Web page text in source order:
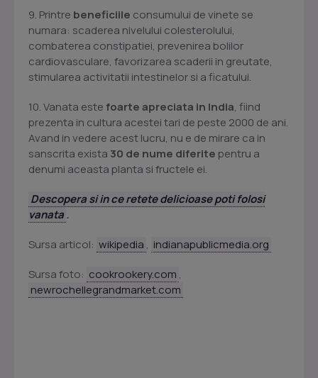
9. Printre beneficiile consumului de vinete se
numara: scaderea nivelului colesterolului,
combaterea constipatiei, prevenirea bolilor
cardiovasculare, favorizarea scaderii in greutate,
stimularea activitatii intestinelor si a ficatului.
10. Vanata estefoarte apreciata in India, fiind
prezenta in cultura acestei tari de peste 2000 de ani.
Avand in vedere acest lucru, nu e de mirare ca in
sanscrita exista 30 de nume diferite pentru a
denumi aceasta planta si fructele ei.
Descopera si in ce retete delicioase poti folosi
vanata.
Sursa articol: wikipedia , indianapublicmedia.org
Sursa foto: cookrookery.com ,
newrochellegrandmarket.com